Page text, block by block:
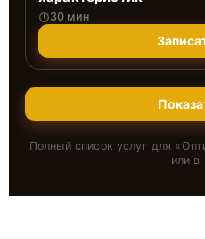
30 мин
Полный список услуг для «
или в